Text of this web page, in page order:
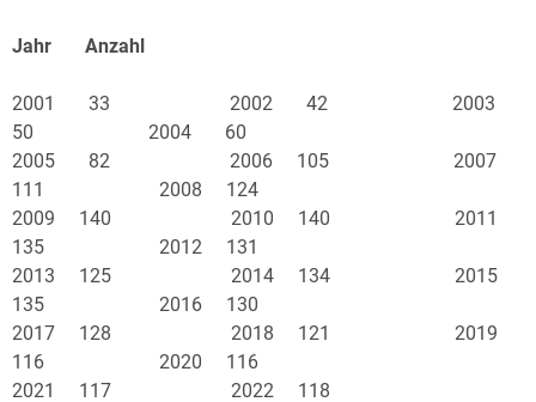
Jahr Anzahl
2001 33 2002 42 2003
50 2004 60
2005 82 2006 105 2007
111 2008 124
2009 140 2010 140 2011
135 2012 131
2013 125 2014 134 2015
135 2016 130
2017 128 2018 121 2019
116 2020 116
2021 117 2022 118